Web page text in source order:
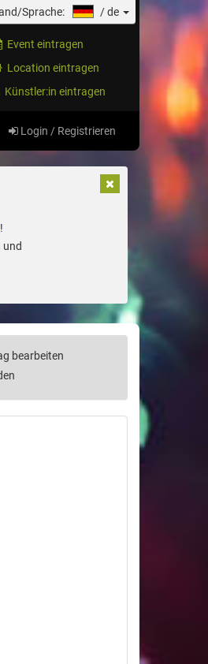
Sprache: /de
Event eintragen
Location eintragen
Künstler:in eintragen
Login / Registrieren
und
bearbeiten